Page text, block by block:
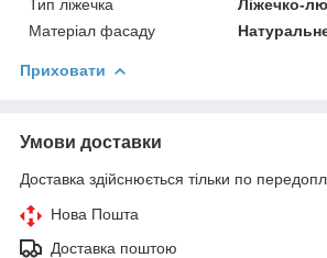
Тип ліжечка
Ліжечко-
Матеріал фасаду
Приховати
Умови доставки
Доставка здійснюється тільки по
Нова Пошта
Доставка поштою